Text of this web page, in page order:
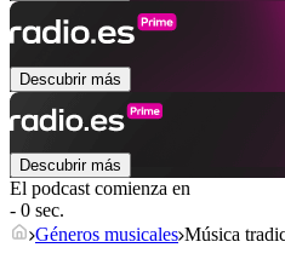
Descubrir más
Descubrir más
El podcast comienza en
- 0 sec.
Géneros musicales Música